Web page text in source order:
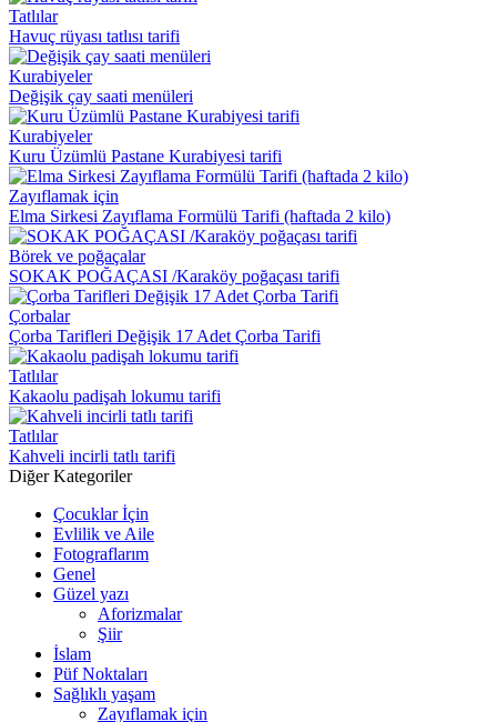
Tatlılar
Havuç rüyası tatlısı tarifi
Kurabiyeler
Değişik çay saati menüleri
Kurabiyeler
Kuru Üzümlü Pastane Kurabiyesi tarifi
Zayıflamak için
Elma Sirkesi Zayıflama Formülü Tarifi (haftada 2 kilo)
Börek ve poğaçalar
SOKAK POĞAÇASI /Karaköy poğaçası tarifi
Çorbalar
Çorba Tarifleri Değişik 17 Adet Çorba Tarifi
Tatlılar
Kakaolu padişah lokumu tarifi
Tatlılar
Kahveli incirli tatlı tarifi
Diğer Kategoriler
Çocuklar İçin
Evlilik ve Aile
Fotograflarım
Genel
Güzel yazı
Aforizmalar
Şiir
İslam
Püf Noktaları
Sağlıklı yaşam
Zayıflamak için